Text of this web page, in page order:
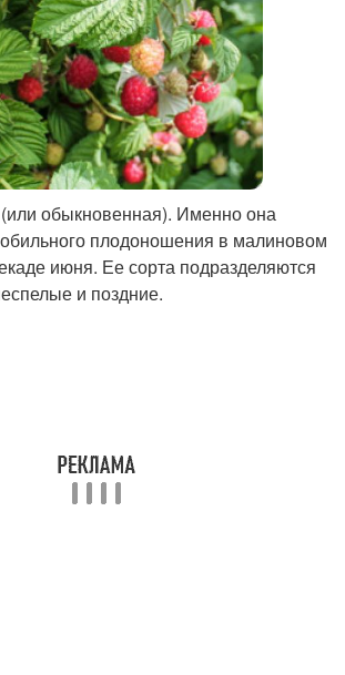
обыкновенная). Именно она
плодоношения в малиновом
июня. Ее сорта подразделяются
и поздние.